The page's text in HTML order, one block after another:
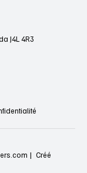
J4L 4R3
| Créé